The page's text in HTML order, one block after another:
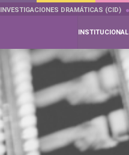
INVESTIGACIONES DRAMÁTICAS (CID)
INSTITUCIONAL